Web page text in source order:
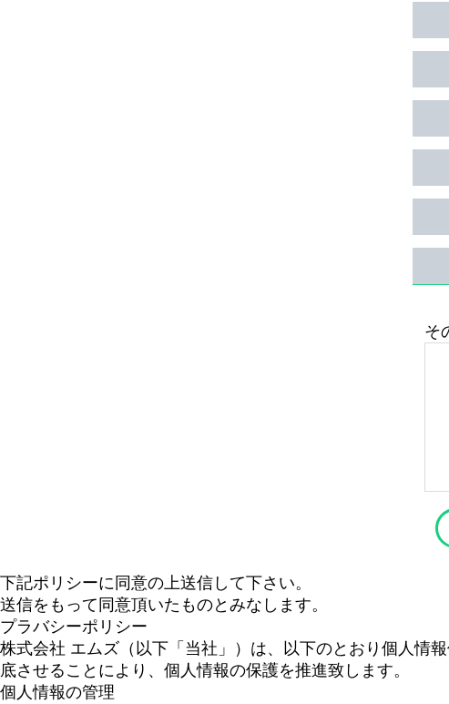
そ
下記ポリシーに同意の上送信して下さい。
送信をもって同意頂いたものとみなします。
プラバシーポリシー
株式会社 エムズ（以下「当社」）は、以下のとおり個人情
底させることにより、個人情報の保護を推進致します。
個人情報の管理